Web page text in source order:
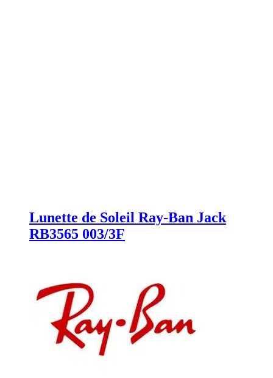
Lunette de Soleil Ray-Ban Jack
RB3565 003/3F